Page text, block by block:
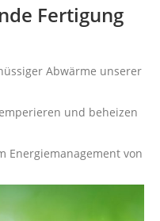
Fertigung
Abwärme unserer
und beheizen
Energiemanagement von